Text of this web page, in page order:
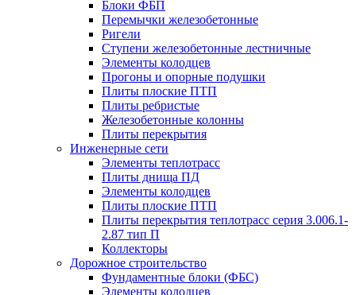
Блоки ФБП
Перемычки железобетонные
Ригели
Ступени железобетонные лестничные
Элементы колодцев
Прогоны и опорные подушки
Плиты плоские ПТП
Плиты ребристые
Железобетонные колонны
Плиты перекрытия
Инженерные сети
Элементы теплотрасс
Плиты днища ПД
Элементы колодцев
Плиты плоские ПТП
Плиты перекрытия теплотрасс серия 3.006.1-
2.87 тип П
Коллекторы
Дорожное строительство
Фундаментные блоки (ФБС)
Элементы колодцев